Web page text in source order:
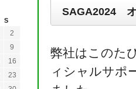
SAGA2024 オ
弊社はこのた
ィシャルサポ
S
2
9
16
23